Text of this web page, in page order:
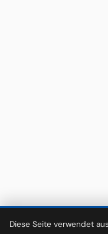
Diese Seite verwendet